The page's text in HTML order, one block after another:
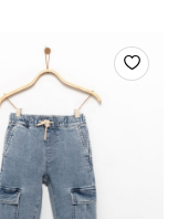
הוסף
למועדפים